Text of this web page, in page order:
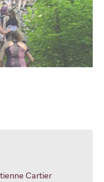
Cartier